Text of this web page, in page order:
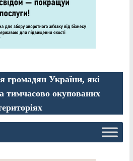
громадян України, які
тимчасово окупованих